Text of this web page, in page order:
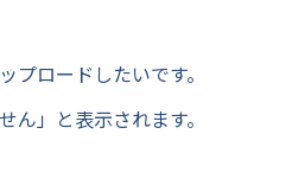
ロードしたいです。
ん」と表示されます。